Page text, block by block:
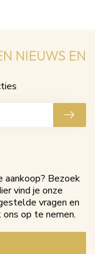
aankoop? Bezoek
vind je onze
vragen en
op te nemen.
NIEUWS EN